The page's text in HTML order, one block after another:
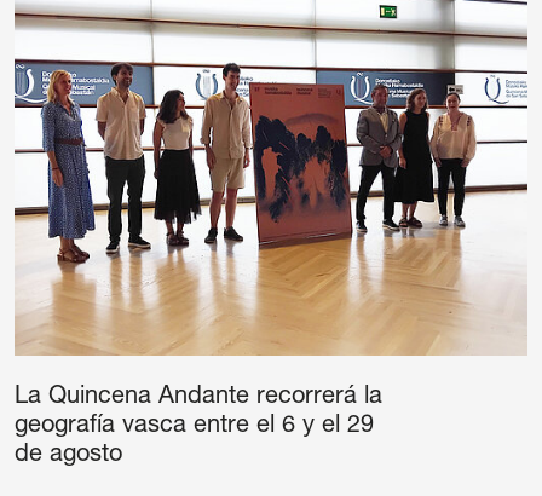
La Quincena Andante recorrerá la
geografía vasca entre el 6 y el 29
de agosto